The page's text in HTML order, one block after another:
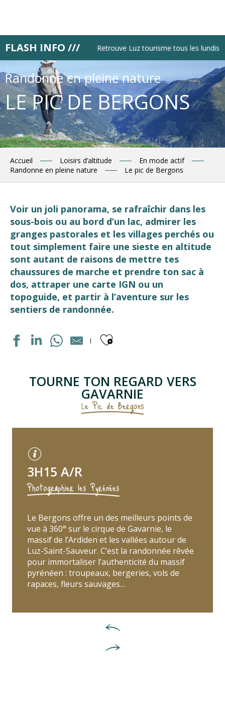
principal
FLASH INFO /// Retrouve Luz tourisme tous les lundis
Randonne en pleine nature
LE PIC DE BERGONS
Accueil Loisirs d’altitude
En mode actif
Randonne en pleine nature
Le pic de Bergons
Voir un joli panorama, se rafraîchir dans les
sous-bois ou au bord d’un lac, admirer les
granges pastorales et les villages perchés ou
tout simplement faire une sieste en altitude
sont autant de raisons de mettre tes
chaussures de marche et prendre ton sac à
dos, attraper une carte IGN ou un
topoguide, et partir à l’aventure sur les
sentiers de randonnée.
Ajouter aux
TOURNE TON REGARD VERS
GAVARNIE
Le Pic de Bergons
3H15 A/R
Photographier les Pyrénées
Le Bergons offre un des meilleurs points de
vue à 360° sur le cirque de Gavarnie, le
massif de l’Ardiden et les vallées autour de
Luz-Saint-Sauveur. C’est la randonnée rêvée
pour immortaliser l’authenticité du massif
pyrénéen : troupeaux, bergeries, vols de
rapaces, fleurs sauvages…